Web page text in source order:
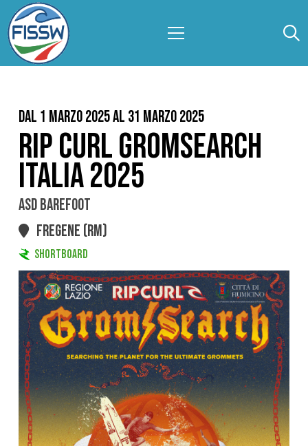
Dal 1 Marzo 2025 al 31 Marzo 2025
RIP CURL GROMSEARCH
ITALIA 2025
ASD BAREFOOT
FREGENE (RM)
SHORTBOARD